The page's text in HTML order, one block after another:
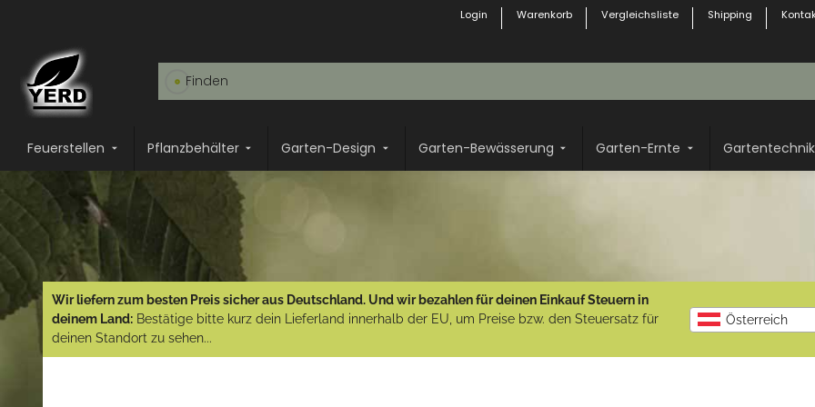
Login Warenkorb Vergleichsliste Shipping
Feuerstellen Pflanzbehälter Garten-Design Garten-Bewässerung Garten-Ernte Gartentechnik
Wir liefern zum besten Preis sicher aus Deutschland. Und wir bezahlen für deinen Einkauf Steuern in
deinem Land: Bestätige bitte kurz dein Lieferland innerhalb der EU, um Preise bzw. den Steuersatz für
deinen Standort zu sehen...
Österreich